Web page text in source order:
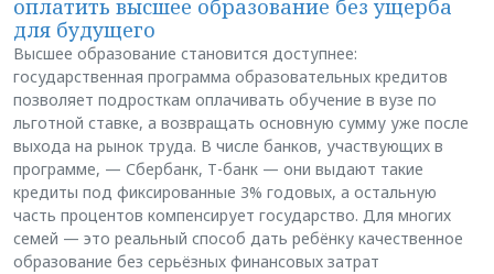
оплатить высшее образование без ущерба
для будущего
Высшее образование становится доступнее:
государственная программа образовательных кредитов
позволяет подросткам оплачивать обучение в вузе по
льготной ставке, а возвращать основную сумму уже после
выхода на рынок труда. В числе банков, участвующих в
программе, — Сбербанк, Т-банк — они выдают такие
кредиты под фиксированные 3% годовых, а остальную
часть процентов компенсирует государство. Для многих
семей — это реальный способ дать ребёнку качественное
образование без серьёзных финансовых затрат